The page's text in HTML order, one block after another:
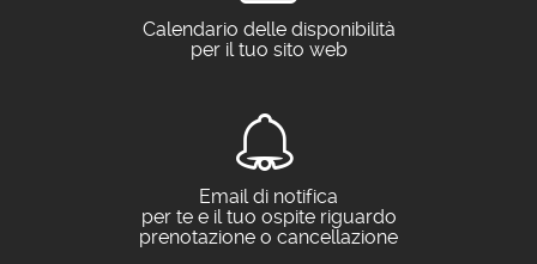
Calendario delle disponibilità
per il tuo sito web
Email di notifica
per te e il tuo ospite riguardo
prenotazione o cancellazione